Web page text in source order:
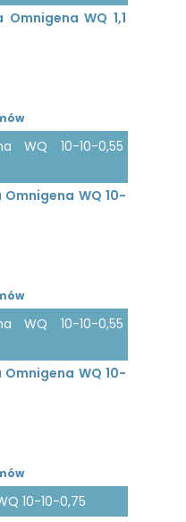
WQ 1,1
WQ 10-10-0,55
WQ 10-
WQ 10-10-0,55
WQ 10-
10-10-0,75